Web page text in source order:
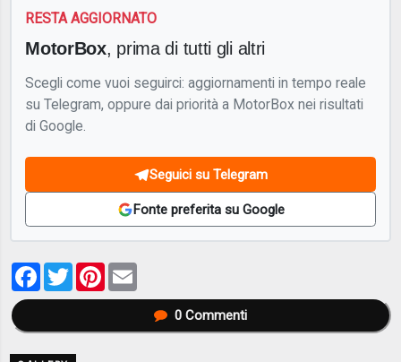
RESTA AGGIORNATO
MotorBox, prima di tutti gli altri
Scegli come vuoi seguirci: aggiornamenti in tempo reale
su Telegram, oppure dai priorità a MotorBox nei risultati
di Google.
Seguici su Telegram
Fonte preferita su Google
Facebook
TwitterPinterest
0Commenti